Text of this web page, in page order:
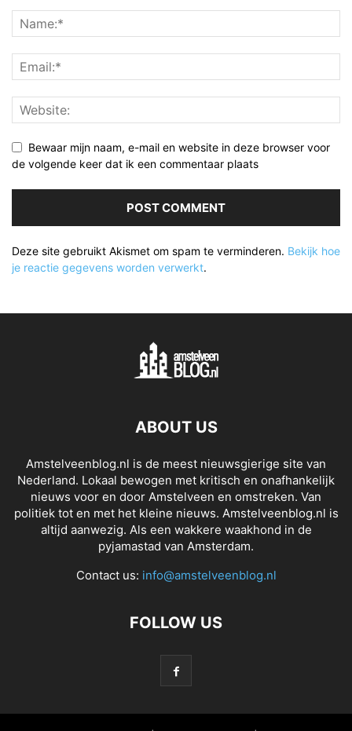
Bewaar mijn naam, e-mail en website in deze browser voor
de volgende keer dat ik een commentaar plaats
Deze site gebruikt Akismet om spam te verminderen. Bekijk hoe
je reactie gegevens worden verwerkt.
ABOUT US
Amstelveenblog.nl is de meest nieuwsgierige site van
Nederland. Lokaal bewogen met kritisch en onafhankelijk
nieuws voor en door Amstelveen en omstreken. Van
politiek tot en met het kleine nieuws. Amstelveenblog.nl is
altijd aanwezig. Als een wakkere waakhond in de
pyjamastad van Amsterdam.
Contact us: info@amstelveenblog.nl
FOLLOW US